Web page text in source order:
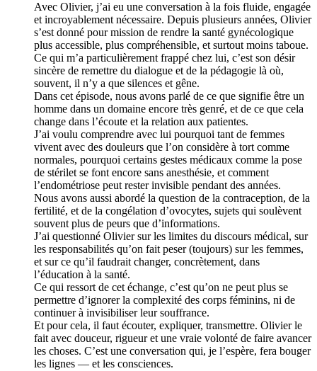
Avec Olivier, j’ai eu une conversation à la fois fluide, engagée
et incroyablement nécessaire. Depuis plusieurs années, Olivier
s’est donné pour mission de rendre la santé gynécologique
plus accessible, plus compréhensible, et surtout moins taboue.
Ce qui m’a particulièrement frappé chez lui, c’est son désir
sincère de remettre du dialogue et de la pédagogie là où,
souvent, il n’y a que silences et gêne.
Dans cet épisode, nous avons parlé de ce que signifie être un
homme dans un domaine encore très genré, et de ce que cela
change dans l’écoute et la relation aux patientes.
J’ai voulu comprendre avec lui pourquoi tant de femmes
vivent avec des douleurs que l’on considère à tort comme
normales, pourquoi certains gestes médicaux comme la pose
de stérilet se font encore sans anesthésie, et comment
l’endométriose peut rester invisible pendant des années.
Nous avons aussi abordé la question de la contraception, de la
fertilité, et de la congélation d’ovocytes, sujets qui soulèvent
souvent plus de peurs que d’informations.
J’ai questionné Olivier sur les limites du discours médical, sur
les responsabilités qu’on fait peser (toujours) sur les femmes,
et sur ce qu’il faudrait changer, concrètement, dans
l’éducation à la santé.
Ce qui ressort de cet échange, c’est qu’on ne peut plus se
permettre d’ignorer la complexité des corps féminins, ni de
continuer à invisibiliser leur souffrance.
Et pour cela, il faut écouter, expliquer, transmettre. Olivier le
fait avec douceur, rigueur et une vraie volonté de faire avancer
les choses. C’est une conversation qui, je l’espère, fera bouger
les lignes — et les consciences.